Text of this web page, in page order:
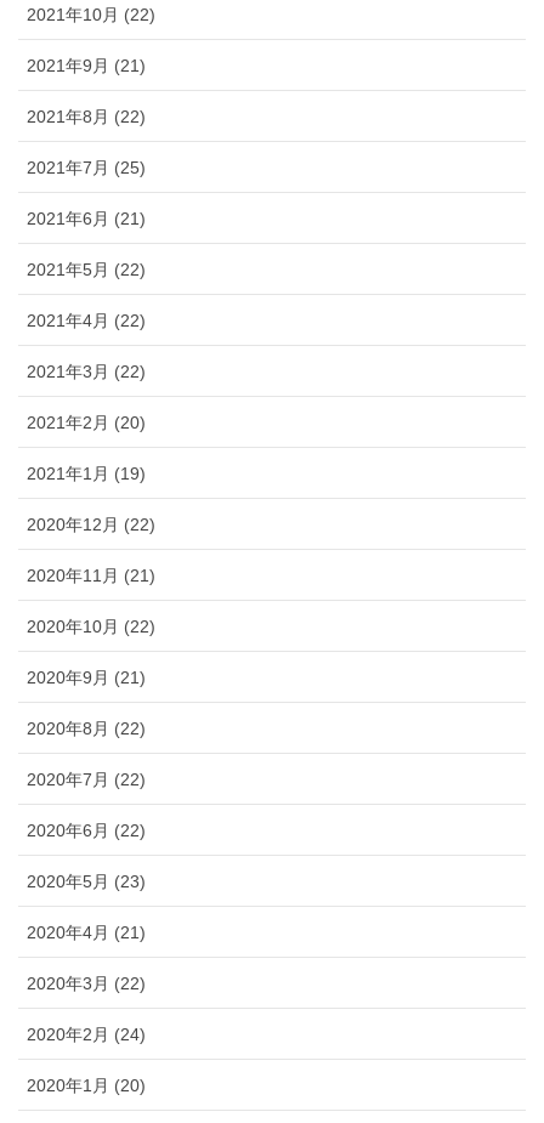
2021年10月 (22)
2021年9月 (21)
2021年8月 (22)
2021年7月 (25)
2021年6月 (21)
2021年5月 (22)
2021年4月 (22)
2021年3月 (22)
2021年2月 (20)
2021年1月 (19)
2020年12月 (22)
2020年11月 (21)
2020年10月 (22)
2020年9月 (21)
2020年8月 (22)
2020年7月 (22)
2020年6月 (22)
2020年5月 (23)
2020年4月 (21)
2020年3月 (22)
2020年2月 (24)
2020年1月 (20)